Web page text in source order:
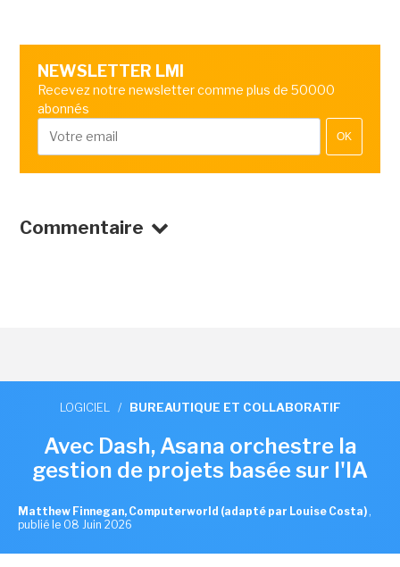
NEWSLETTER LMI
Recevez notre newsletter comme plus de 50000
abonnés
OK
Commentaire
LOGICIEL / BUREAUTIQUE ET COLLABORATIF
Avec Dash, Asana orchestre la
gestion de projets basée sur l'IA
Matthew Finnegan, Computerworld (adapté par Louise Costa) ,
publié le 08 Juin 2026